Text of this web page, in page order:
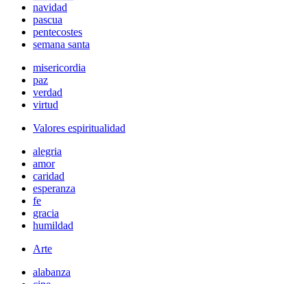
navidad
pascua
pentecostes
semana santa
misericordia
paz
verdad
virtud
Valores espiritualidad
alegria
amor
caridad
esperanza
fe
gracia
humildad
Arte
alabanza